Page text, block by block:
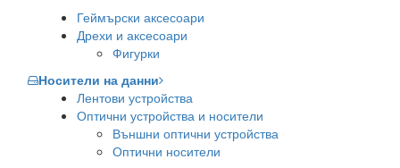
Геймърски аксесоари
Дрехи и аксесоари
Фигурки
Носители на данни
Лентови устройства
Оптични устройства и носители
Външни оптични устройства
Оптични носители